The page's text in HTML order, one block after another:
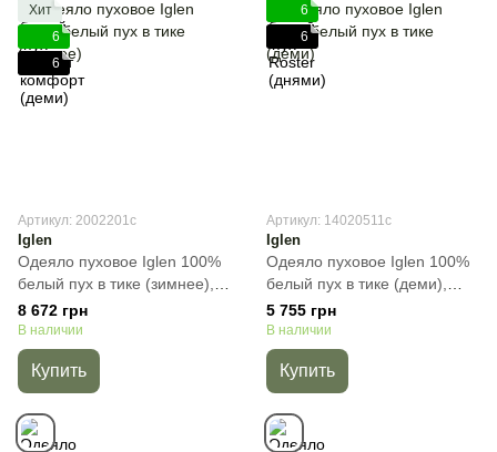
Хит
6
6
Артикул: 2002201с
Iglen
Одеяло пуховое Iglen 100%
белый пух в тике (зимнее),
Белый, Евро, 200х220 см,
1300 г
8 672 грн
В наличии
Купить
6
6
Артикул: 14020511с
Iglen
Одеяло пуховое Iglen 100%
белый пух в тике (деми),
Белый, Полуторный,
140х205 см, 750 г
5 755 грн
В наличии
Купить